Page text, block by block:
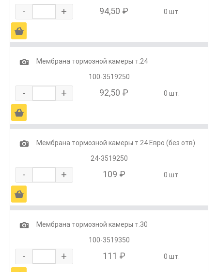
- + 94,50 ₽ 0 шт.
Ä
1
Мембрана тормозной камеры т.24
100-3519250
- + 92,50 ₽ 0 шт.
Ä
1
Мембрана тормозной камеры т.24 Евро (без отв)
24-3519250
- + 109 ₽ 0 шт.
Ä
1
Мембрана тормозной камеры т.30
100-3519350
- + 111 ₽ 0 шт.